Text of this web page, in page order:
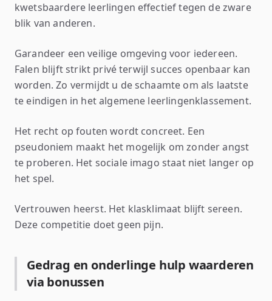
kwetsbaardere leerlingen effectief tegen de zware
blik van anderen.
Garandeer een veilige omgeving voor iedereen.
Falen blijft strikt privé terwijl succes openbaar kan
worden. Zo vermijdt u de schaamte om als laatste
te eindigen in het algemene leerlingenklassement.
Het recht op fouten wordt concreet. Een
pseudoniem maakt het mogelijk om zonder angst
te proberen. Het sociale imago staat niet langer op
het spel.
Vertrouwen heerst. Het klasklimaat blijft sereen.
Deze competitie doet geen pijn.
Gedrag en onderlinge hulp waarderen
via bonussen